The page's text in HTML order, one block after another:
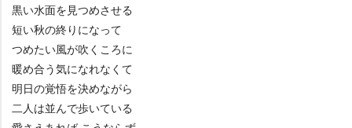
黒い水面を見つめさせる
短い秋の終りになって
つめたい風が吹くころに
暖め合う気になれなくて
明日の覚悟を決めながら
二人は並んで歩いている